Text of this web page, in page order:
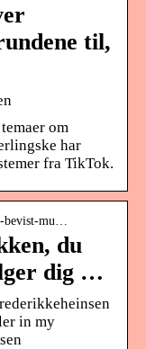
til,
om
har
fra TikTok.
bevist-mu…
du
dig …
in my